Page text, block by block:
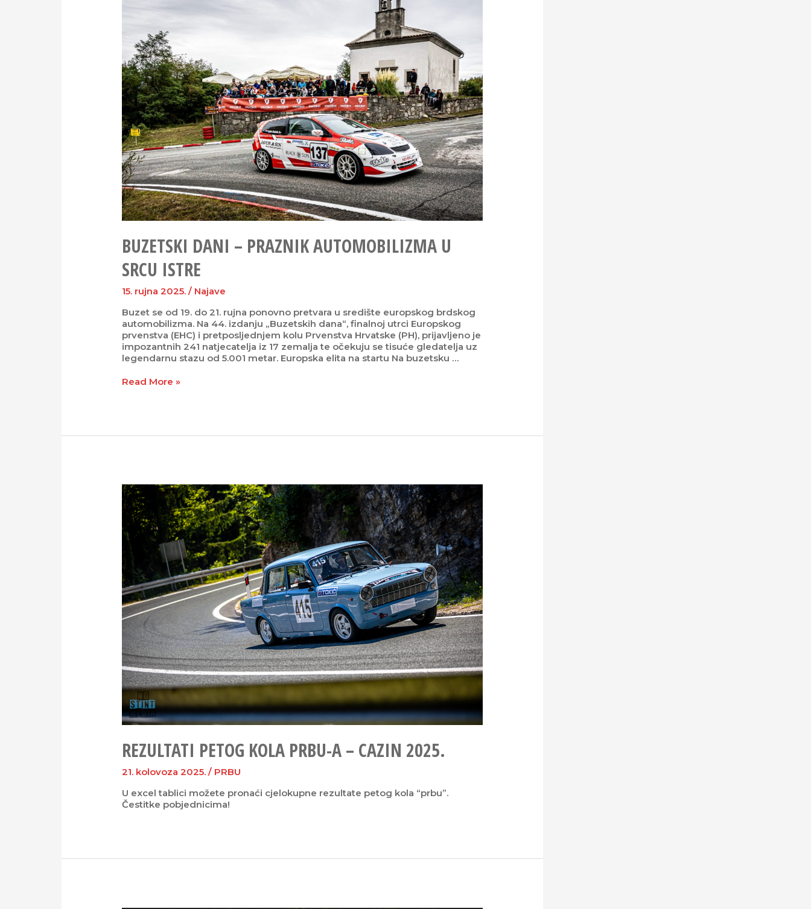
BUZETSKI DANI – PRAZNIK AUTOMOBILIZMA U
SRCU ISTRE
15. rujna 2025. / Najave
Buzet se od 19. do 21. rujna ponovno pretvara u središte europskog brdskog
automobilizma. Na 44. izdanju „Buzetskih dana“, finalnoj utrci Europskog
prvenstva (EHC) i pretposljednjem kolu Prvenstva Hrvatske (PH), prijavljeno je
impozantnih 241 natjecatelja iz 17 zemalja te očekuju se tisuće gledatelja uz
legendarnu stazu od 5.001 metar. Europska elita na startu Na buzetsku …
Read More »
REZULTATI PETOG KOLA PRBU-A – CAZIN 2025.
21. kolovoza 2025. / PRBU
U excel tablici možete pronaći cjelokupne rezultate petog kola “prbu”.
Čestitke pobjednicima!